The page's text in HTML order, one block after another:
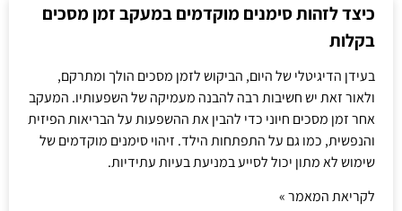
כיצד לזהות סימנים מוקדמים במעקב זמן מסכים
בקלות
בעידן הדיגיטלי של היום, הביקוש לזמן מסכים הולך ומתרקם,
ולאור זאת יש חשיבות רבה להבנה מעמיקה של השפעותיו. המעקב
אחר זמן מסכים חיוני כדי להבין את ההשפעות על הבריאות הפיזית
והנפשית, כמו גם על התפתחות הילד. זיהוי סימנים מוקדמים של
שימוש לא מתון יכול לסייע במניעת בעיות עתידיות.
לקריאת המאמר »